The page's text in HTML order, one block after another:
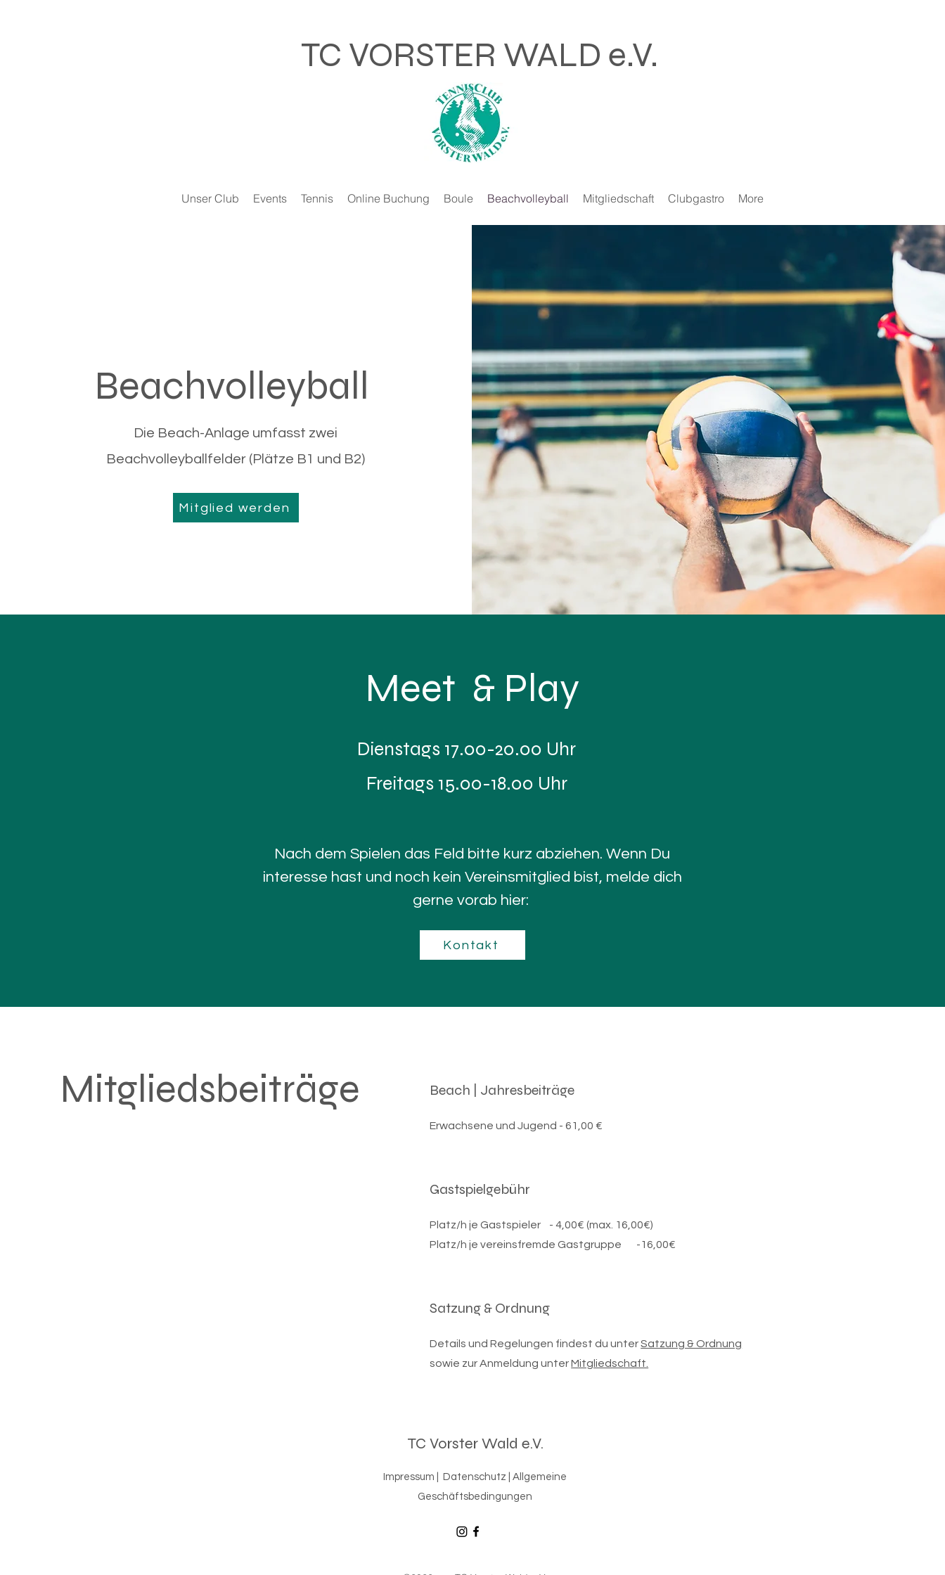
TC VORSTER WALD e.V.
Unser Club Events Tennis Online Buchung Boule Beachvolleyball Mitgliedschaft Clubgastro More
Beachvolleyball
Mitglied werden
Die Beach-Anlage umfasst zwei
Beachvolleyballfelder (Plätze B1 und B2)
Meet & Play
Dienstags 17.00-20.00 Uhr
Freitags 15.00-18.00 Uhr
Nach dem Spielen das Feld bitte kurz abziehen. Wenn Du
interesse hast und noch kein Vereinsmitglied bist, melde dich
gerne vorab hier:
Kontakt
Mitgliedsbeiträge Beach | Jahresbeiträge
Erwachsene und Jugend - 61,00 €
Gastspielgebühr
Platz/h je Gastspieler
- 4,00€ (max. 16,00€)
Platz/h je vereinsfremde Gastgruppe -16,00€
Satzung & Ordnung
Details und Regelungen findest du unterSatzung & Ordnung
sowie zur Anmeldung unterMitgliedschaft.
TC Vorster Wald e.V.
Impressum Datenschutz
Allgemeine
Geschäftsbedingungen